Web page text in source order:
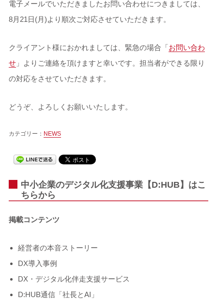
電子メールでいただきましたお問い合わせにつきましては、
8月21日(月)より順次ご対応させていただきます。
クライアント様におかれましては、緊急の場合「お問い合わ
せ」よりご連絡を頂けますと幸いです。担当者ができる限り
の対応をさせていただきます。
どうぞ、よろしくお願いいたします。
カテゴリー： NEWS
中小企業のデジタル化支援事業【D:HUB】はこ
ちらから
掲載コンテンツ
経営者の本音ストーリー
DX導入事例
DX・デジタル化伴走支援サービス
D:HUB通信「社長とAI」